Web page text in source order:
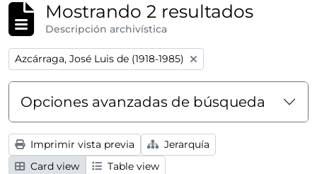
Mostrando 2 resultados
Descripción archivística
Remove filter:
Azcárraga, José Luis de (1918-1985)
Opciones avanzadas de búsqueda
Imprimir vista previa
Jerarquía
Card view
Table view